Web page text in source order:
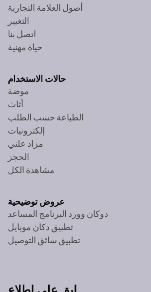
أصول العلامة التجارية
التغيير
اتصل بنا
حياة مهنية
حالات الاستخدام
موضة
أثاث
الطباعة حسب الطلب
إلكترونيات
مزاد علني
الحجز
مشاهدة الكل
عروض توضيحية
دوكان وورد البرنامج المساعد
تطبيق دكان موبايل
تطبيق سائق التوصيل